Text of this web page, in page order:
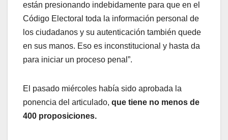
están presionando indebidamente para que en el
Código Electoral toda la información personal de
los ciudadanos y su autenticación también quede
en sus manos. Eso es inconstitucional y hasta da
para iniciar un proceso penal”.
El pasado miércoles había sido aprobada la
ponencia del articulado, que tiene no menos de
400 proposiciones.